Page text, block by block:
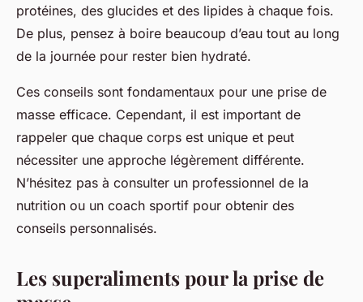
protéines, des glucides et des lipides à chaque fois.
De plus, pensez à boire beaucoup d’eau tout au long
de la journée pour rester bien hydraté.
Ces conseils sont fondamentaux pour une prise de
masse efficace. Cependant, il est important de
rappeler que chaque corps est unique et peut
nécessiter une approche légèrement différente.
N’hésitez pas à consulter un professionnel de la
nutrition ou un coach sportif pour obtenir des
conseils personnalisés.
Les superaliments pour la prise de